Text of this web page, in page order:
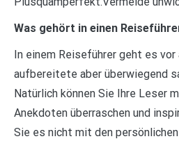
Was gehört in einen
In einem Reiseführer geht es vor
aufbereitete aber überwiegend
Natürlich können Sie Ihre Leser
Anekdoten überraschen und
Sie es nicht mit den